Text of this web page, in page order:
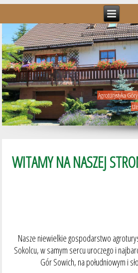
Agroturystyka
WITAMY NA NASZEJ
Nasze niewielkie gospodarstwo
Sokolcu, w samym sercu uroczego i
Gór Sowich, na południowym i